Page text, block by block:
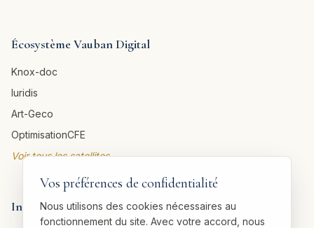
Écosystème Vauban Digital
Knox-doc
Iuridis
Art-Geco
OptimisationCFE
Voir tous les satellites →
Informations légales
Vos préférences de confidentialité
Nous utilisons des cookies nécessaires au
fonctionnement du site. Avec votre accord, nous